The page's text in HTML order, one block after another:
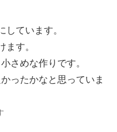
しています。
ます。
さめな作りです。
ったかなと思っていま